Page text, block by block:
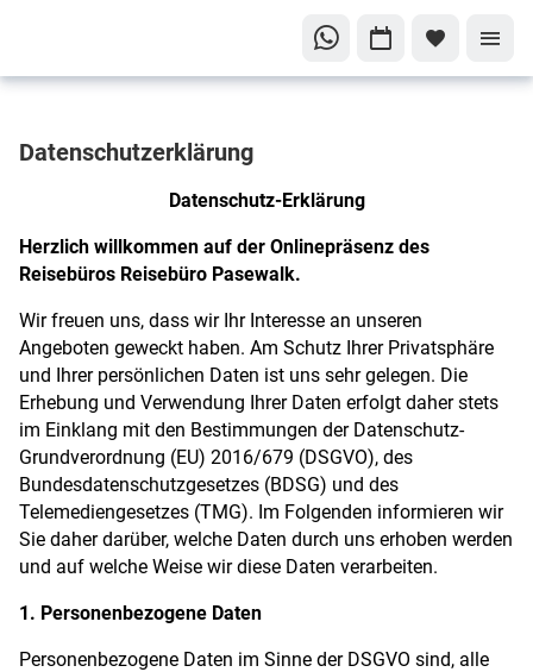
Datenschutzerklärung
Datenschutz-Erklärung
Herzlich willkommen auf der Onlinepräsenz des
Reisebüros Reisebüro Pasewalk.
Wir freuen uns, dass wir Ihr Interesse an unseren
Angeboten geweckt haben. Am Schutz Ihrer Privatsphäre
und Ihrer persönlichen Daten ist uns sehr gelegen. Die
Erhebung und Verwendung Ihrer Daten erfolgt daher stets
im Einklang mit den Bestimmungen der Datenschutz-
Grundverordnung (EU) 2016/679 (DSGVO), des
Bundesdatenschutzgesetzes (BDSG) und des
Telemediengesetzes (TMG). Im Folgenden informieren wir
Sie daher darüber, welche Daten durch uns erhoben werden
und auf welche Weise wir diese Daten verarbeiten.
1. Personenbezogene Daten
Personenbezogene Daten im Sinne der DSGVO sind, alle